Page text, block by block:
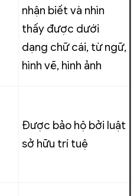
nhận biết và nhìn
thấy được dưới
dạng chữ cái, từ ngữ,
hình vẽ, hình ảnh
Được bảo hộ bởi luật
sở hữu trí tuệ